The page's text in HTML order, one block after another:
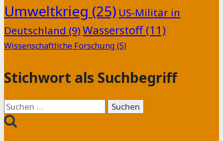
Umweltkrieg (25) US-Militär in
Deutschland (9)Wasserstoff(11)
Wissenschaftliche Forschung (5)
Stichwort als Suchbegriff
Suchen
nach: